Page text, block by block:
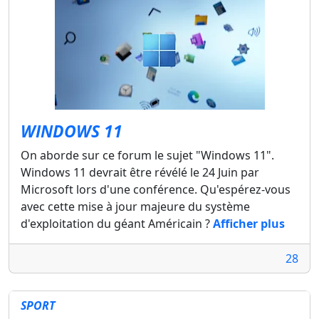
WINDOWS 11
On aborde sur ce forum le sujet "Windows 11".
Windows 11 devrait être révélé le 24 Juin par
Microsoft lors d'une conférence. Qu'espérez-vous
avec cette mise à jour majeure du système
d'exploitation du géant Américain ?Afficher plus
28
SPORT